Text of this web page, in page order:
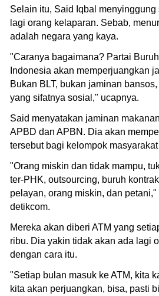
Selain itu, Said Iqbal
lagi orang kelaparan. Sebab,
adalah negara yang kaya.
"Caranya bagaimana? Partai
Indonesia akan memperjuangkan
Bukan BLT, bukan jaminan
yang sifatnya sosial," ucapnya.
Said menyatakan jaminan
APBD dan APBN. Dia akan
tersebut bagi kelompok
"Orang miskin dan tidak mampu,
ter-PHK, outsourcing, buruh
pelayan, orang miskin, dan
detikcom.
Mereka akan diberi ATM yang
ribu. Dia yakin tidak akan ada lagi
dengan cara itu.
"Setiap bulan masuk ke ATM, kita
kita akan perjuangkan, bisa, pasti